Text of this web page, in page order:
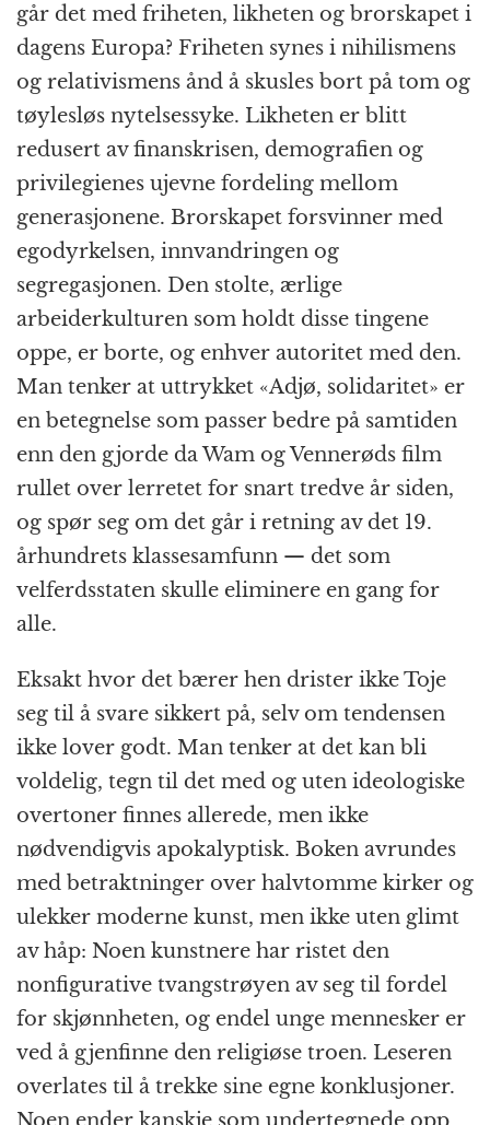
går det med friheten, likheten og brorskapet i
dagens Europa? Friheten synes i nihilismens
og relativismens ånd å skusles bort på tom og
tøylesløs nytelsessyke. Likheten er blitt
redusert av finanskrisen, demografien og
privilegienes ujevne fordeling mellom
generasjonene. Brorskapet forsvinner med
egodyrkelsen, innvandringen og
segregasjonen. Den stolte, ærlige
arbeiderkulturen som holdt disse tingene
oppe, er borte, og enhver autoritet med den.
Man tenker at uttrykket «Adjø, solidaritet» er
en betegnelse som passer bedre på samtiden
enn den gjorde da Wam og Vennerøds film
rullet over lerretet for snart tredve år siden,
og spør seg om det går i retning av det 19.
århundrets klassesamfunn — det som
velferdsstaten skulle eliminere en gang for
alle.
Eksakt hvor det bærer hen drister ikke Toje
seg til å svare sikkert på, selv om tendensen
ikke lover godt. Man tenker at det kan bli
voldelig, tegn til det med og uten ideologiske
overtoner finnes allerede, men ikke
nødvendigvis apokalyptisk. Boken avrundes
med betraktninger over halvtomme kirker og
ulekker moderne kunst, men ikke uten glimt
av håp: Noen kunstnere har ristet den
nonfigurative tvangstrøyen av seg til fordel
for skjønnheten, og endel unge mennesker er
ved å gjenfinne den religiøse troen. Leseren
overlates til å trekke sine egne konklusjoner.